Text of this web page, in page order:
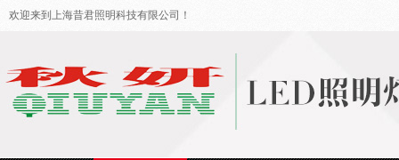
欢迎来到上海昔君照明科技有限公司！